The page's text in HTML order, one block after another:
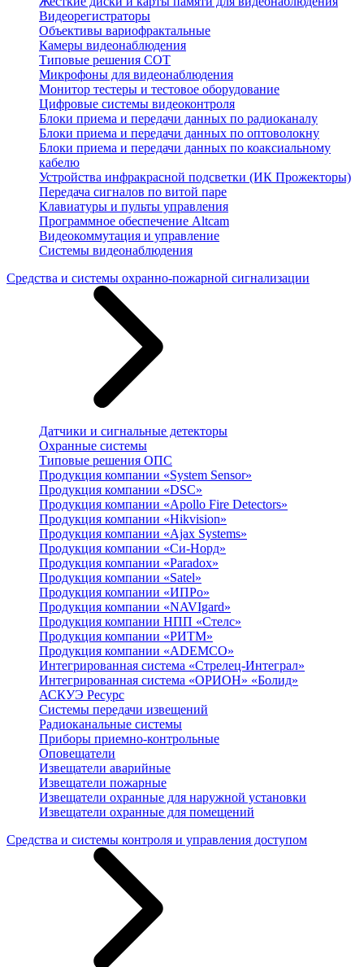
Видеорегистраторы
Объективы вариофрактальные
Камеры видеонаблюдения
Типовые решения СОТ
Микрофоны для видеонаблюдения
Монитор тестеры и тестовое оборудование
Цифровые системы видеоконтроля
Блоки приема и передачи данных по радиоканалу
Блоки приема и передачи данных по оптоволокну
Блоки приема и передачи данных по коаксиальному
кабелю
Устройства инфракрасной подсветки (ИК Прожекторы)
Передача сигналов по витой паре
Клавиатуры и пульты управления
Программное обеспечение Altcam
Видеокоммутация и управление
Системы видеонаблюдения
Средства и системы охранно-пожарной сигнализации
Датчики и сигнальные детекторы
Охранные системы
Типовые решения ОПС
Продукция компании «System Sensor»
Продукция компании «DSC»
Продукция компании «Apollo Fire Detectors»
Продукция компании «Hikvision»
Продукция компании «Ajax Systems»
Продукция компании «Си-Норд»
Продукция компании «Paradox»
Продукция компании «Satel»
Продукция компании «ИПРо»
Продукция компании «NAVIgard»
Продукция компании НПП «Стелс»
Продукция компании «РИТМ»
Продукция компании «ADEMCO»
Интегрированная система «Стрелец-Интеграл»
Интегрированная система «ОРИОН» «Болид»
АСКУЭ Ресурс
Системы передачи извещений
Радиоканальные системы
Приборы приемно-контрольные
Оповещатели
Извещатели аварийные
Извещатели пожарные
Извещатели охранные для наружной установки
Извещатели охранные для помещений
Средства и системы контроля и управления доступом